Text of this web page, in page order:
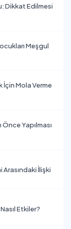
Dikkat Edilmesi
Meşgul
İçin Mola Verme
Yapılması
Arasındaki İlişki
Etkiler?